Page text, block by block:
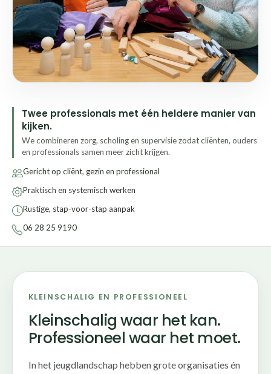
Twee professionals met één heldere manier van
kijken.
We combineren zorg, scholing en supervisie zodat cliënten, ouders
en professionals samen meer zicht krijgen.
Gericht op cliënt, gezin en professional
Praktisch en systemisch werken
Rustige, stap-voor-stap aanpak
06 28 25 9190
KLEINSCHALIG EN PROFESSIONEEL
Kleinschalig waar het kan.
Professioneel waar het moet.
In het jeugdlandschap hebben grote organisaties én